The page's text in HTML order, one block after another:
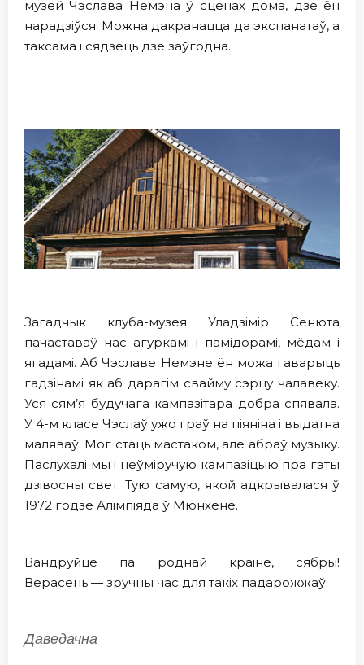
музей Чэслава Немэна ў сценах дома, дзе ён
нарадзіўся. Можна дакранацца да экспанатаў, а
таксама і сядзець дзе заўгодна.
Загадчык клуба-музея Уладзімір Сенюта
пачаставаў нас агуркамі і памідорамі, мёдам і
ягадамі. Аб Чэславе Немэне ён можа гаварыць
гадзінамі як аб дарагім свайму сэрцу чалавеку.
Уся сям’я будучага кампазітара добра спявала.
У 4-м класе Чэслаў ужо граў на піяніна і выдатна
маляваў. Мог стаць мастаком, але абраў музыку.
Паслухалі мы і неўміручую кампазіцыю пра гэты
дзівосны свет. Тую самую, якой адкрывалася ў
1972 годзе Алімпіяда ў Мюнхене.
Вандруйце па роднай краiне, сябры!
Верасень — зручны час для такіх падарожжаў.
Даведачна